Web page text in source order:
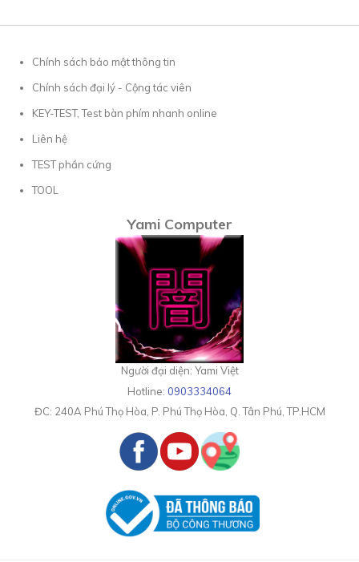
Chính sách bảo mật thông tin
Chính sách đại lý - Cộng tác viên
KEY-TEST, Test bàn phím nhanh online
Liên hệ
TEST phần cứng
TOOL
Yami Computer
Người đại diện: Yami Việt
Hotline: 0903334064
ĐC: 240A Phú Thọ Hòa, P. Phú Thọ Hòa, Q. Tân Phú, TP.HCM